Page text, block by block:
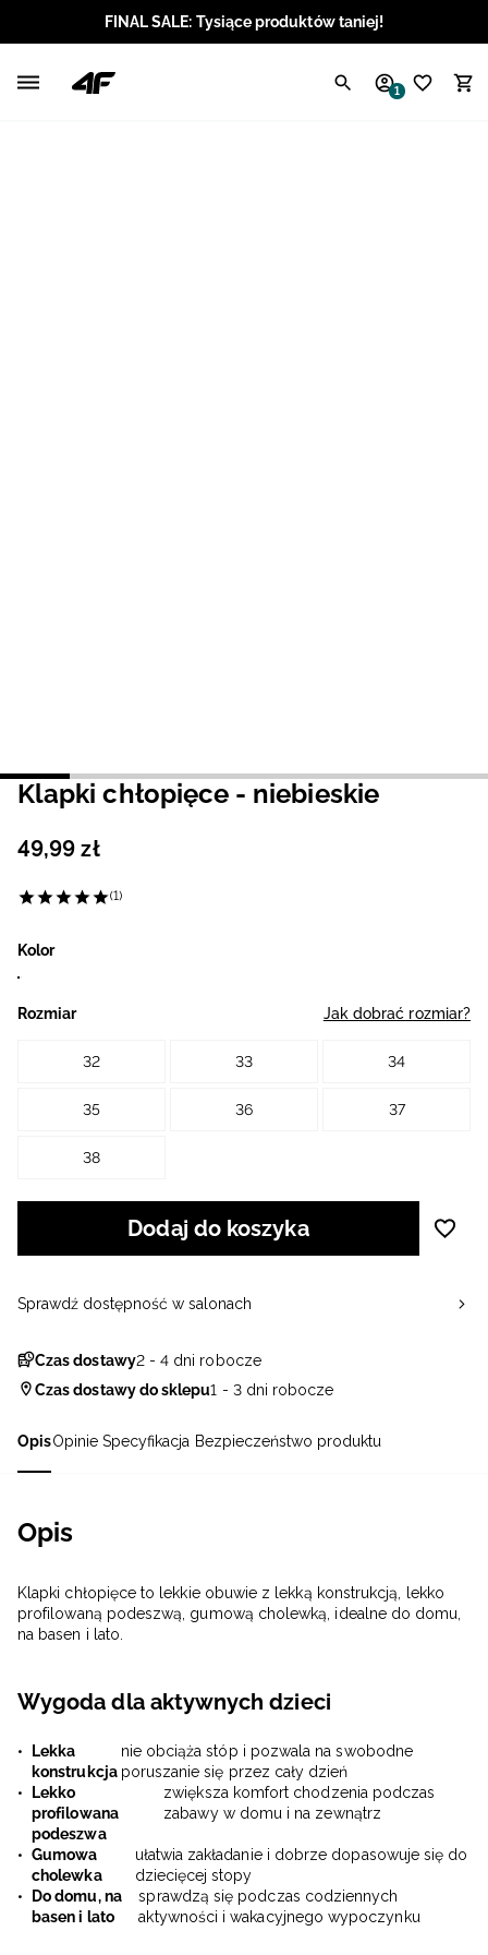
FINAL SALE: Tysiące produktów taniej!
1
OpisOpinie Specyfikacja Bezpieczeństwo produktu
Opis
Klapki chłopięce to lekkie obuwie z lekką konstrukcją, lekko
profilowaną podeszwą, gumową cholewką, idealne do domu,
na basen i lato.
Wygoda dla aktywnych dzieci
Lekka
konstrukcja
nie obciąża stóp i pozwala na swobodne
poruszanie się przez cały dzień
Lekko
profilowana
podeszwa
zwiększa komfort chodzenia podczas
zabawy w domu i na zewnątrz
Gumowa
cholewka
ułatwia zakładanie i dobrze dopasowuje się do
dziecięcej stopy
Do domu, na
basen i lato
sprawdzą się podczas codziennych
aktywności i wakacyjnego wypoczynku
Klapki chłopięce - niebieskie
49,99 zł
(1)
Kolor
Rozmiar Jak dobrać rozmiar?
32 33 34
35 36 37
38
Dodaj do koszyka
Czas dostawy2 - 4 dni robocze
Czas dostawy do sklepu1 - 3 dni robocze
Sprawdź dostępność w salonach